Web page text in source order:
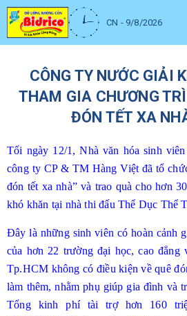
CN - 9/8/2026
CÔNG TY NƯỚC GIẢI
THAM GIA CHƯƠNG
ĐÓN TẾT XA
Tối ngày 12/1, Nhà văn hóa sinh
công ty CP & TM Hàng Việt đã tổ
đón tết xa nhà” và trao quà cho hơn
khó khăn tại nhà thi đấu Thể Dục Thể
Đây là những sinh viên có hoàn cảnh
của hơn 22 trường đại học, cao đẳng
Tp.HCM không có điều kiện về quê
làm thêm, nhằm phụ giúp gia đình và
Tổng kinh phí tài trợ hơn 160